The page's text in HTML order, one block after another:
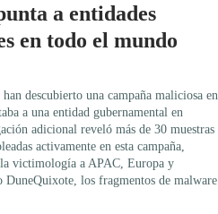
a entidades
en todo el mundo
descubierto una campaña maliciosa en
a una entidad gubernamental en
adicional reveló más de 30 muestras
activamente en esta campaña,
victimología a APAC, Europa y
los fragmentos de malware